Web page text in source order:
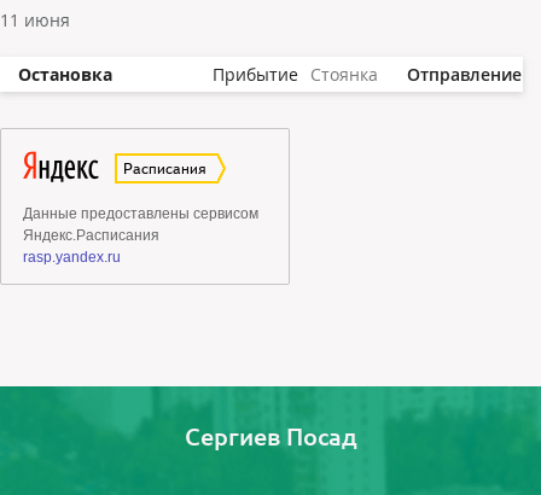
11 июня
Остановка Прибытие Стоянка Отправление
Сергиев Посад